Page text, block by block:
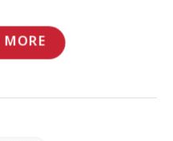
MORE